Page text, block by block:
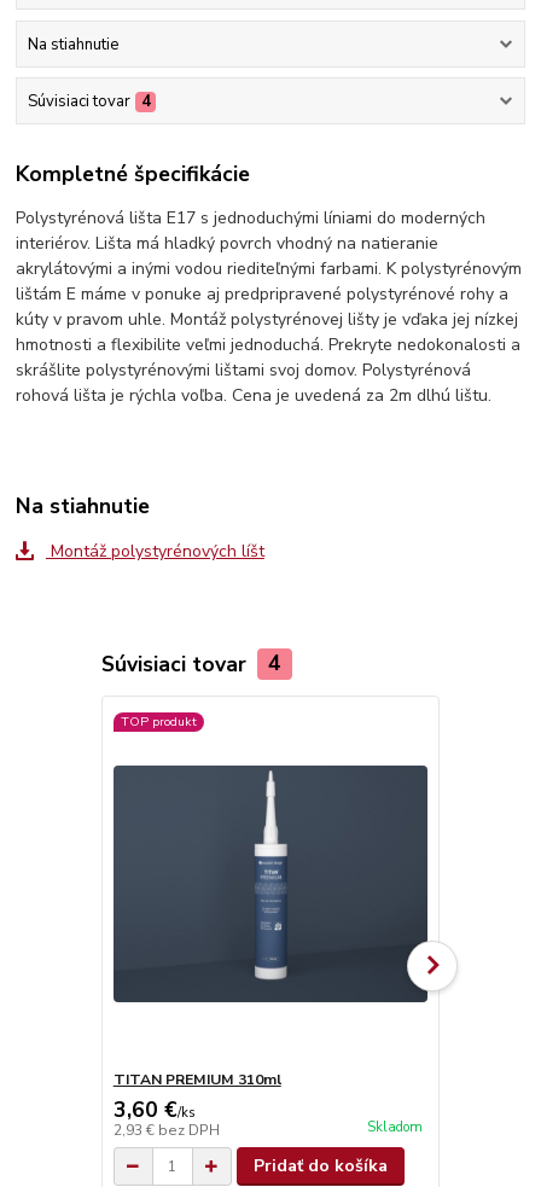
Na stiahnutie
Súvisiaci tovar 4
Kompletné špecifikácie
Polystyrénová lišta E17 s jednoduchými líniami do moderných
interiérov. Lišta má hladký povrch vhodný na natieranie
akrylátovými a inými vodou riediteľnými farbami. K polystyrénovým
lištám E máme v ponuke aj predpripravené polystyrénové rohy a
kúty v pravom uhle. Montáž polystyrénovej lišty je vďaka jej nízkej
hmotnosti a flexibilite veľmi jednoduchá. Prekryte nedokonalosti a
skrášlite polystyrénovými lištami svoj domov. Polystyrénová
rohová lišta je rýchla voľba. Cena je uvedená za 2m dlhú lištu.
Na stiahnutie
Montáž polystyrénových líšt
Súvisiaci tovar 4
TOP produkt
TITAN PREMIUM 310ml
3,60 €/ks
2,93 € bez DPH Skladom
Pridať do košíka